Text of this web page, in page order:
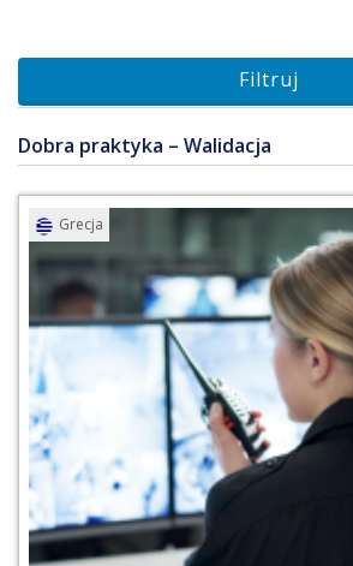
Dobra praktyka – Walidacja
Grecja
Przejdź